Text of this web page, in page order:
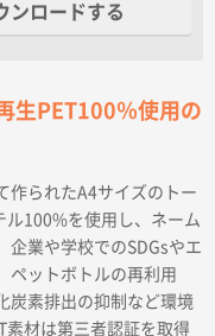
ンロードする
生PET100％使用の
作られたA4サイズのトー
ル100%を使用し、ネーム
企業や学校でのSDGsやエ
ペットボトルの再利用
炭素排出の抑制など環境
素材は第三者認証を取得